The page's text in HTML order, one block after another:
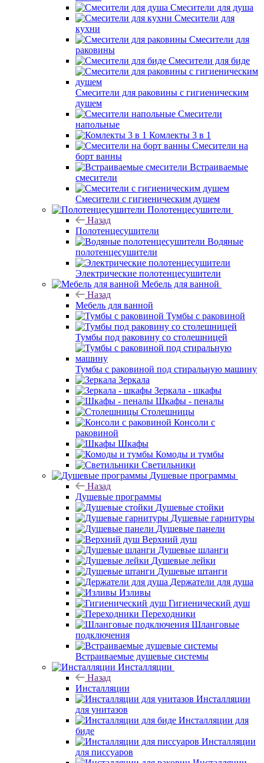
Смесители для душа
Смесители для
кухни
Смесители для
раковины
Смесители для биде
Смесители для раковины с гигиеническим
душем
Смесители
напольные
Комлекты 3 в 1
Смесители на
борт ванны
Встраиваемые
смесители
Смесители с гигиеническим душем
Полотенцесушители
Назад
Полотенцесушители
Водяные
полотенцесушители
Электрические полотенцесушители
Мебель для ванной
Назад
Мебель для ванной
Тумбы с раковиной
Тумбы под раковину со столешницей
Тумбы с раковиной под стиральную машину
Зеркала
Зеркала - шкафы
Шкафы - пеналы
Столешницы
Консоли с
раковиной
Шкафы
Комоды и тумбы
Светильники
Душевые программы
Назад
Душевые программы
Душевые стойки
Душевые гарнитуры
Душевые панели
Верхний душ
Душевые шланги
Душевые лейки
Душевые штанги
Держатели для душа
Изливы
Гигиенический душ
Переходники
Шланговые
подключения
Встраиваемые душевые системы
Инсталляции
Назад
Инсталляции
Инсталляции
для унитазов
Инсталляции для
биде
Инсталляции
для писсуаров